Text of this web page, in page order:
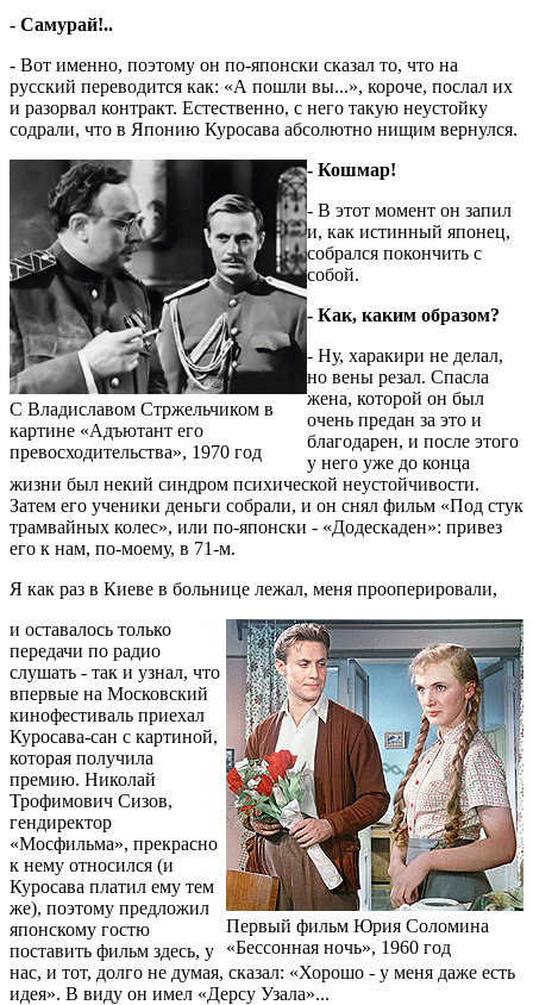
- Самурай!..
- Вот именно, поэтому он по-японски сказал то, что на
русский переводится как: «А пошли вы...», короче, послал их
и разорвал контракт. Естеcтвенно, с него такую неустойку
содрали, что в Японию Куросава абсолютно нищим вернулся.
С Владиславом Стржельчиком в
картине «Адъютант его
превосходительства», 1970 год
- Кошмар!
- В этот момент он запил
и, как истинный японец,
собрался покончить с
собой.
- Как, каким образом?
- Ну, харакири не делал,
но вены резал. Спасла
жена, которой он был
очень предан за это и
благодарен, и после этого
у него уже до конца
жизни был некий синдром психической неустойчивости.
Затем его ученики деньги собрали, и он снял фильм «Под стук
трамвайных колес», или по-японски - «Додескаден»: привез
его к нам, по-моему, в 71-м.
Я как раз в Киеве в больнице лежал, меня прооперировали,
Первый фильм Юрия Соломина
«Бессонная ночь», 1960 год
и оставалось только
передачи по радио
слушать - так и узнал, что
впервые на Московский
кинофестиваль приехал
Куросава-сан с картиной,
которая получила
премию. Николай
Трофимович Сизов,
гендиректор
«Мосфильма», прекрасно
к нему относился (и
Куросава платил ему тем
же), поэтому предложил
японскому гостю
поставить фильм здесь, у
нас, и тот, долго не думая, сказал: «Хорошо - у меня даже есть
идея». В виду он имел «Дерсу Узала»...